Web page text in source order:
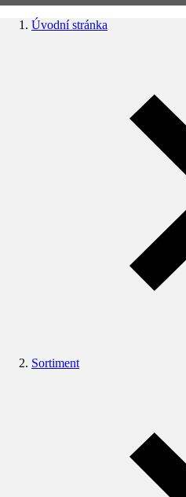
Úvodní stránka
Sortiment